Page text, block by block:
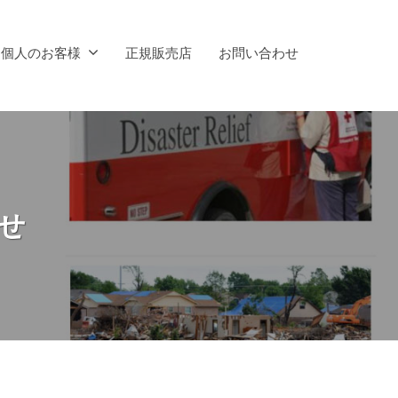
個人のお客様 正規販売店 お問い合わせ